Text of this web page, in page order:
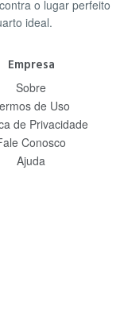
o lugar perfeito
ideal.
Empresa
Sobre
de Uso
de Privacidade
Conosco
Ajuda